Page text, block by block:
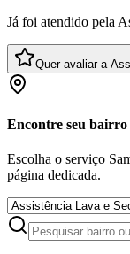
Já foi atendido pela
Quer avaliar a
Encontre seu bairro
Escolha o serviço
página dedicada.